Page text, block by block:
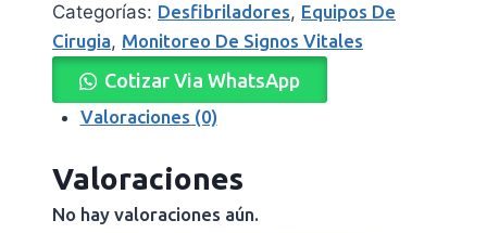
Categorías: Desfibriladores, Equipos De
Cirugia, Monitoreo De Signos Vitales
Cotizar Via WhatsApp
Valoraciones (0)
Valoraciones
No hay valoraciones aún.